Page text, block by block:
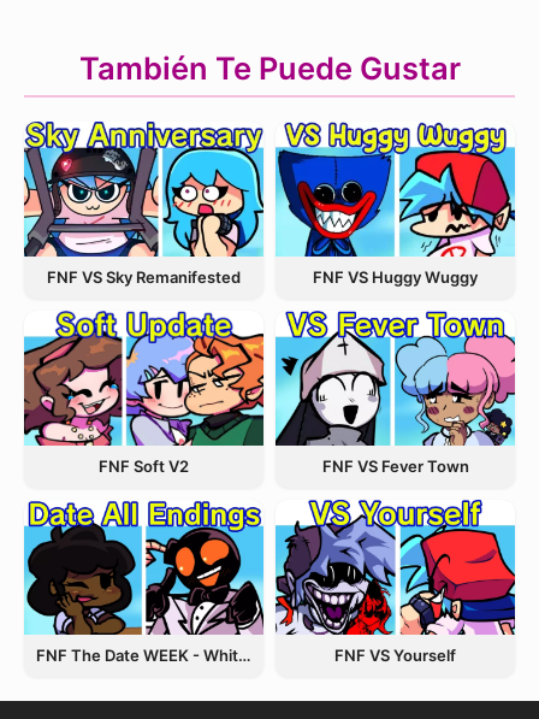
También Te Puede Gustar
FNF VS Sky Remanifested FNF VS Huggy Wuggy
FNF Soft V2 FNF VS Fever Town
FNF The Date WEEK - Whitty and Carol FNF VS Yourself